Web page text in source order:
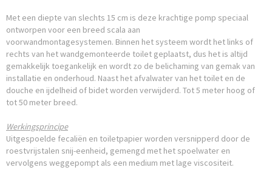
Met een diepte van slechts 15 cm is deze krachtige pomp speciaal
ontworpen voor een breed scala aan
voorwandmontagesystemen. Binnen het systeem wordt het links of
rechts van het wandgemonteerde toilet geplaatst, dus het is altijd
gemakkelijk toegankelijk en wordt zo de belichaming van gemak van
installatie en onderhoud. Naast het afvalwater van het toilet en de
douche en ijdelheid of bidet worden verwijderd. Tot 5 meter hoog of
tot 50 meter breed.
Werkingsprincipe
Uitgespoelde fecaliën en toiletpapier worden versnipperd door de
roestvrijstalen snij-eenheid, gemengd met het spoelwater en
vervolgens weggepompt als een medium met lage viscositeit.